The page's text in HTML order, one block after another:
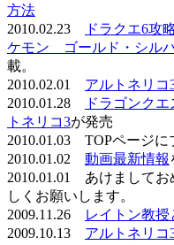
方法
2010.02.23
ドラクエ6攻
ケモン ゴールド・シル
載。
2010.02.01 アルトネリコ
2010.01.28
ドラゴンク
トネリコ3が発売
2010.01.03 TOPページに
2010.01.02 動画最新情報
2010.01.01 あけましてお
しくお願いします。
2009.11.26
レイトン教
2009.10.13 アルトネリコ